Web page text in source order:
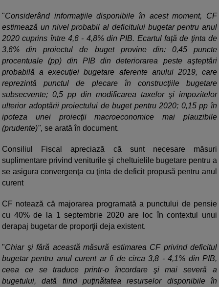
"Considerând informaţiile disponibile în acest moment, CF
estimează un nivel probabil al deficitului bugetar pentru anul
2020 cuprins între 4,6 - 4,8% din PIB. Ecartul faţă de ţinta de
3,6% din proiectul de buget provine din: 0,45 puncte
procentuale (pp) din PIB din deteriorarea peste aşteptări
probabilă a execuţiei bugetare aferente anului 2019, care
reprezintă punctul de plecare în construcţiile bugetare
subsecvente; 0,5 pp din modificarea taxelor şi impozitelor
ulterior adoptării proiectului de buget pentru 2020; 0,15 pp în
ipoteza unei proiecţii macroeconomice mai plauzibile
(prudente)", se arată în document.
Consiliul Fiscal apreciază că sunt necesare măsuri
suplimentare privind veniturile şi cheltuielile bugetare pentru a
se asigura convergenţa cu ţinta de deficit propusă pentru anul
curent
CF notează că majorarea programată a punctului de pensie
cu 40% de la 1 septembrie 2020 are loc în contextul unui
derapaj bugetar de proporţii deja existent.
"Chiar şi fără această măsură estimarea CF privind deficitul
bugetar pentru anul curent ar fi de circa 3,8 - 4,1% din PIB,
ceea ce se traduce printr-o încordare şi mai severă a
bugetului, dată fiind puţinătatea resurselor disponibile în